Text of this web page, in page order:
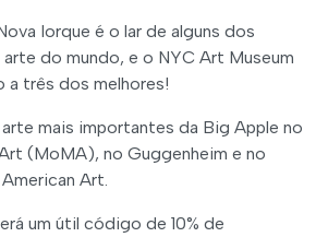
Iorque é o lar de alguns dos
do mundo, e o NYC Art Museum
a três dos melhores!
mais importantes da Big Apple no
(MoMA), no Guggenheim e no
Art.
um útil código de 10% de